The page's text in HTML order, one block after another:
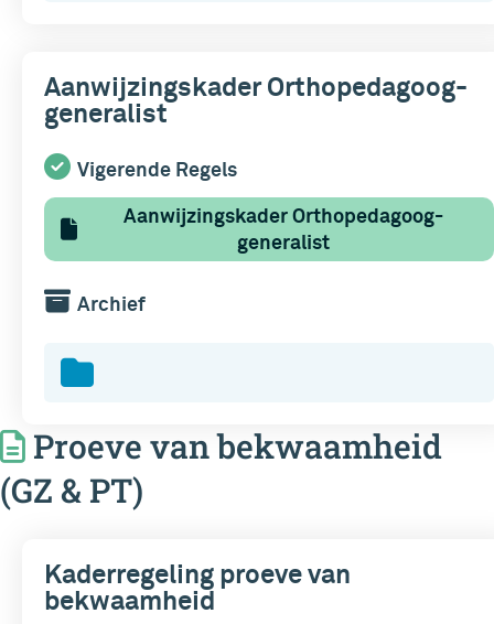
Aanwijzingskader Orthopedagoog-
generalist
Vigerende Regels
Aanwijzingskader Orthopedagoog-
generalist
Archief
Proeve van bekwaamheid
(GZ & PT)
Kaderregeling proeve van
bekwaamheid